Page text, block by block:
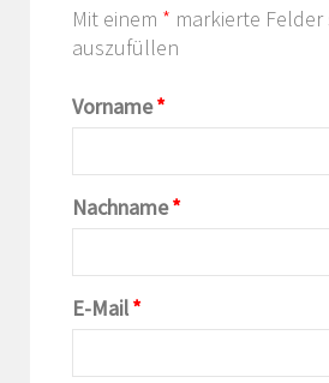
Mit einem * markierte
auszufüllen
Vorname*
Nachname*
E-Mail*